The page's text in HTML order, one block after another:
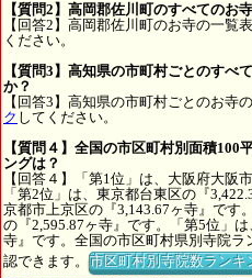
【質問2】高岡郡佐川町のすべてのお
【回答2】高岡郡佐川町のお寺の一覧表
ください。
【質問3】高知県の市町村ごとのすべ
か？
【回答3】高知県の市町村ごとのお寺
ク してください。
【質問４】全国の市区町村別面積100
ングは？
【回答４】「第1位」は、大阪府大阪
「第2位」は、東京都台東区の『
京都市上京区の『3,143.67ヶ寺』です
の『2,595.87ヶ寺』です。「第5位」
寺』です。全国の市区町村県別寺院
認できます。市区町村別寺院数ランキ